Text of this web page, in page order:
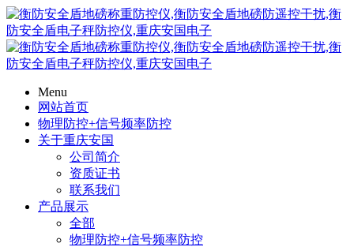
Menu
网站首页
物理防控+信号频率防控
关于重庆安国
公司简介
资质证书
联系我们
产品展示
全部
物理防控+信号频率防控